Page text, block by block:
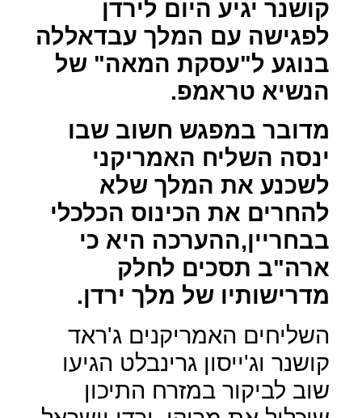
קושנר יגיע היום לירדן
לפגישה עם המלך עבדאללה
בנוגע ל"עסקת המאה" של
הנשיא טראמפ.
מדובר במפגש חשוב שבו
ינסה השליח האמריקני
לשכנע את המלך שלא
להחרים את הכינוס הכלכלי
בבחריין,ההערכה היא כי
ארה"ב תסכים לחלק
מדרישותיו של מלך ירדן.
השליחים האמריקנים ג'ראד
קושנר וג'ייסון גרינבלט הגיעו
שוב לביקור במזרח התיכון